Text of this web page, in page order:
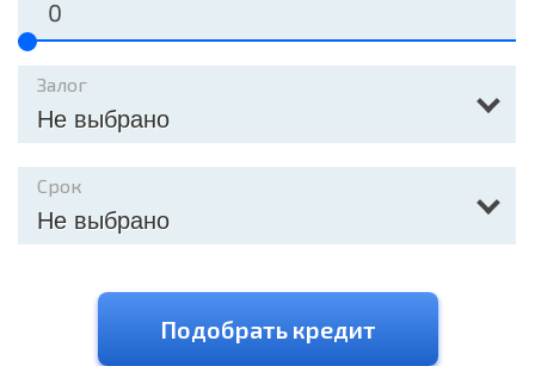
Залог
Не выбрано
Срок
Не выбрано
Подобрать кредит